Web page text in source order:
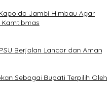
Jambi Himbau Agar
Kamtibmas
Berjalan Lancar dan Aman
Sebagai Bupati Terpilih Oleh